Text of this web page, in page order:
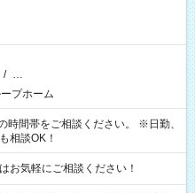
/ …
プホーム
相談OK！
気軽にご相談ください！